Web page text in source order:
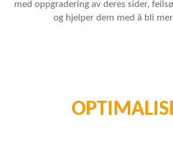
med oppgradering av deres sider,
og hjelper dem med å bli